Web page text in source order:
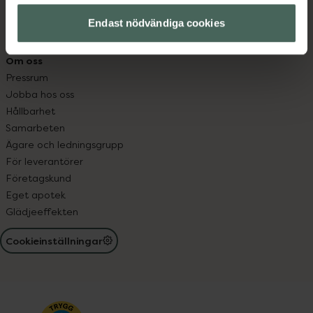
Endast nödvändiga cookies
Om oss
Pressrum
Jobba hos oss
Hållbarhet
Samarbeten
Ägare och ledningsgrupp
För leverantörer
Företagskund
Eget apotek
Glädjeeffekten
Cookieinställningar